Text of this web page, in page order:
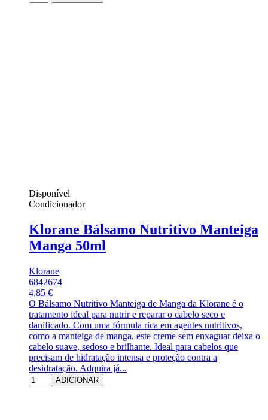
Disponível
Condicionador
Klorane Bálsamo Nutritivo Manteiga
Manga 50ml
Klorane
6842674
4,85 €
O Bálsamo Nutritivo Manteiga de Manga da Klorane é o
tratamento ideal para nutrir e reparar o cabelo seco e
danificado. Com uma fórmula rica em agentes nutritivos,
como a manteiga de manga, este creme sem enxaguar deixa o
cabelo suave, sedoso e brilhante. Ideal para cabelos que
precisam de hidratação intensa e proteção contra a
desidratação. Adquira já...
ADICIONAR